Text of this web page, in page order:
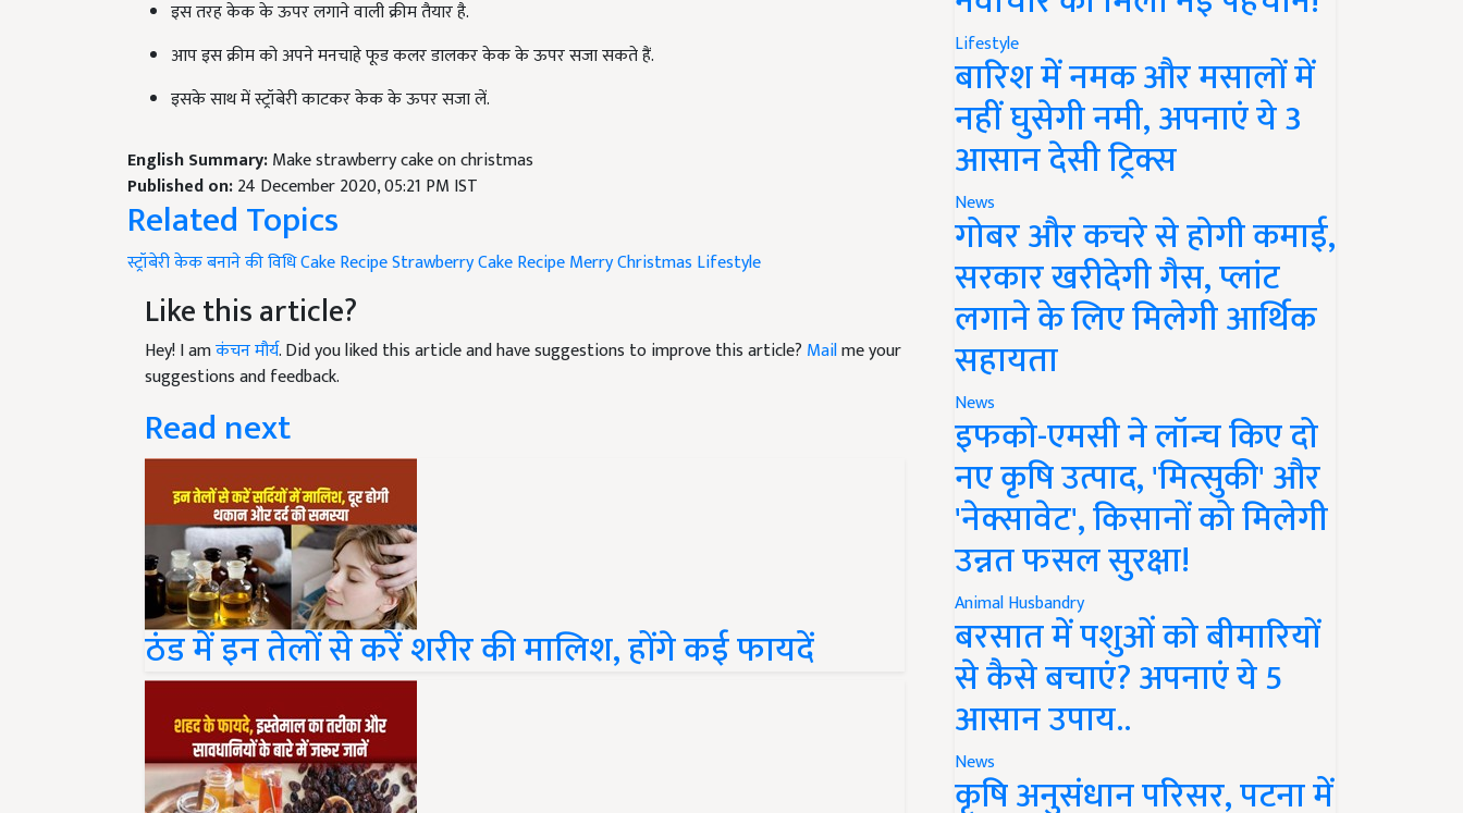
इस तरह केक के ऊपर लगाने वाली क्रीम तैयार है.
आप इस क्रीम को अपने मनचाहे फूड कलर डालकर केक के ऊपर सजा सकते हैं.
इसके साथ में स्ट्रॉबेरी काटकर केक के ऊपर सजा लें.
English Summary:Make strawberry cake on christmas
Published on:24 December 2020, 05:21 PM IST
Related Topics
स्ट्रॉबेरी केक बनाने की विधिCake RecipeStrawberry Cake RecipeMerry Christmas Lifestyle
Like this article?
Hey! I amकंचन मौर्य. Did you liked this article and have suggestions to improve this article? Mailme your
suggestions and feedback.
Read next
ठंड में इन तेलों से करें शरीर की मालिश, होंगे कई फायदें
Lifestyle
बारिश में नमक और मसालों में
नहीं घुसेगी नमी, अपनाएं ये 3
आसान देसी ट्रिक्स
News
गोबर और कचरे से होगी कमाई,
सरकार खरीदेगी गैस, प्लांट
लगाने के लिए मिलेगी आर्थिक
सहायता
News
इफको-एमसी ने लॉन्च किए दो
नए कृषि उत्पाद, 'मित्सुकी' और
'नेक्सावेट', किसानों को मिलेगी
उन्नत फसल सुरक्षा!
Animal Husbandry
बरसात में पशुओं को बीमारियों
से कैसे बचाएं? अपनाएं ये 5
आसान उपाय..
News
कृषि अनुसंधान परिसर, पटना में